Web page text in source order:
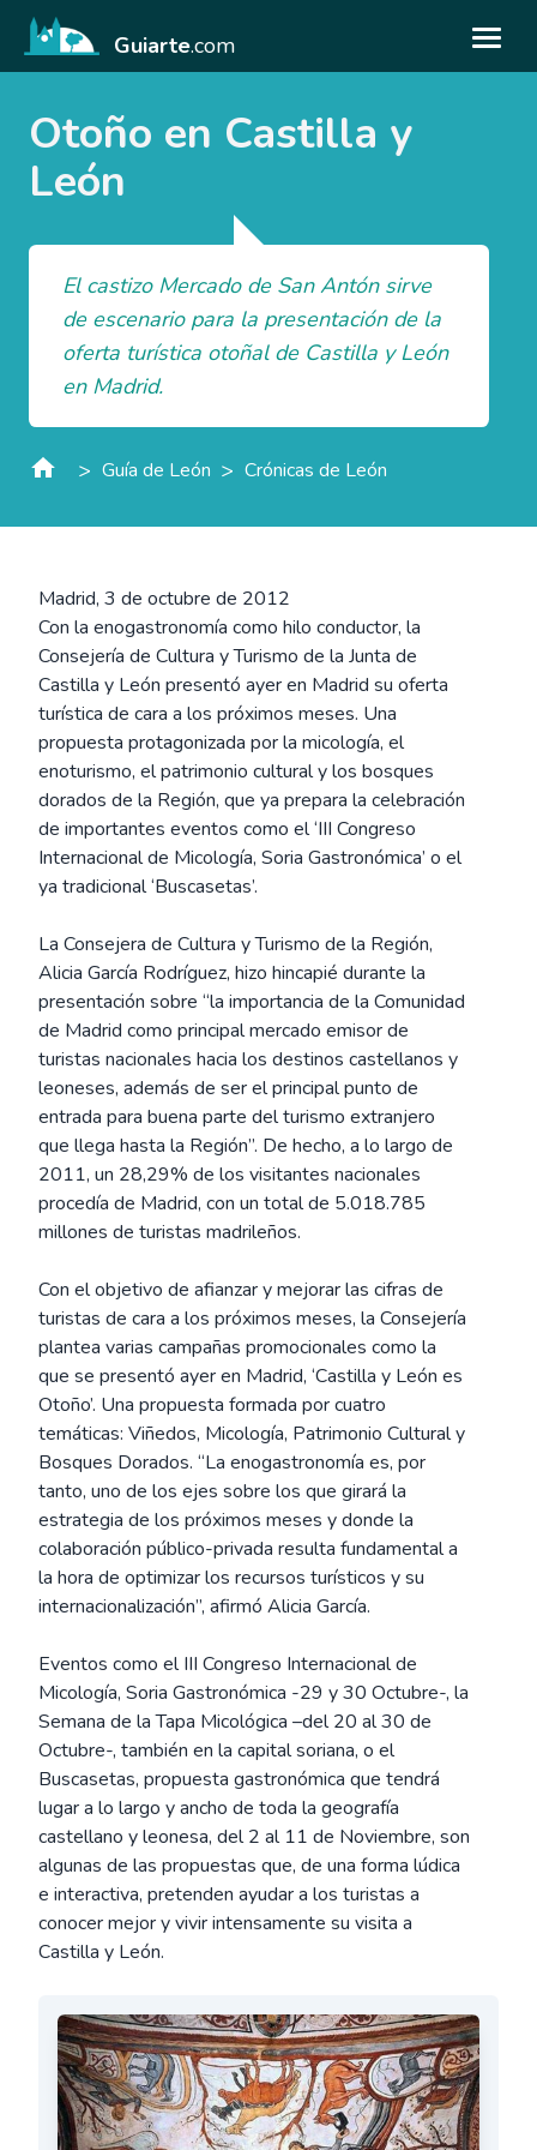
Guiarte.com
Otoño en Castilla y
León
El castizo Mercado de San Antón sirve
de escenario para la presentación de la
oferta turística otoñal de Castilla y León
en Madrid.
> Guía de León > Crónicas de León
Madrid, 3 de octubre de 2012
Con la enogastronomía como hilo conductor, la
Consejería de Cultura y Turismo de la Junta de
Castilla y León presentó ayer en Madrid su oferta
turística de cara a los próximos meses. Una
propuesta protagonizada por la micología, el
enoturismo, el patrimonio cultural y los bosques
dorados de la Región, que ya prepara la celebración
de importantes eventos como el ‘III Congreso
Internacional de Micología, Soria Gastronómica’ o el
ya tradicional ‘Buscasetas’.
La Consejera de Cultura y Turismo de la Región,
Alicia García Rodríguez, hizo hincapié durante la
presentación sobre “la importancia de la Comunidad
de Madrid como principal mercado emisor de
turistas nacionales hacia los destinos castellanos y
leoneses, además de ser el principal punto de
entrada para buena parte del turismo extranjero
que llega hasta la Región”. De hecho, a lo largo de
2011, un 28,29% de los visitantes nacionales
procedía de Madrid, con un total de 5.018.785
millones de turistas madrileños.
Con el objetivo de afianzar y mejorar las cifras de
turistas de cara a los próximos meses, la Consejería
plantea varias campañas promocionales como la
que se presentó ayer en Madrid, ‘Castilla y León es
Otoño’. Una propuesta formada por cuatro
temáticas: Viñedos, Micología, Patrimonio Cultural y
Bosques Dorados. “La enogastronomía es, por
tanto, uno de los ejes sobre los que girará la
estrategia de los próximos meses y donde la
colaboración público-privada resulta fundamental a
la hora de optimizar los recursos turísticos y su
internacionalización”, afirmó Alicia García.
Eventos como el III Congreso Internacional de
Micología, Soria Gastronómica -29 y 30 Octubre-, la
Semana de la Tapa Micológica –del 20 al 30 de
Octubre-, también en la capital soriana, o el
Buscasetas, propuesta gastronómica que tendrá
lugar a lo largo y ancho de toda la geografía
castellano y leonesa, del 2 al 11 de Noviembre, son
algunas de las propuestas que, de una forma lúdica
e interactiva, pretenden ayudar a los turistas a
conocer mejor y vivir intensamente su visita a
Castilla y León.